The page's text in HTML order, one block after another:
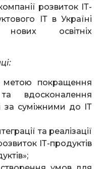
розвиток ІТ-
ІТ в Україні
освітніх
метою покращення
вдосконалення
за суміжними до ІТ
та реалізації
ІТ-продуктів